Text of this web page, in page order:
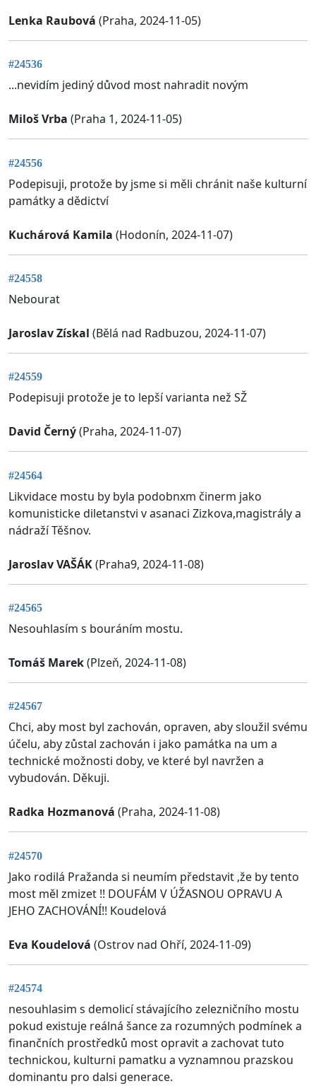
Lenka Raubová (Praha, 2024-11-05)
#24536
...nevidím jediný důvod most nahradit novým
Miloš Vrba (Praha 1, 2024-11-05)
#24556
Podepisuji, protože by jsme si měli chránit naše kulturní
památky a dědictví
Kuchárová Kamila (Hodonín, 2024-11-07)
#24558
Nebourat
Jaroslav Získal (Bělá nad Radbuzou, 2024-11-07)
#24559
Podepisuji protože je to lepší varianta než SŽ
David Černý(Praha, 2024-11-07)
#24564
Likvidace mostu by byla podobnxm činerm jako
komunisticke diletanstvi v asanaci Zizkova,magistrály a
nádraží Těšnov.
Jaroslav VAŠÁK(Praha9, 2024-11-08)
#24565
Nesouhlasím s bouráním mostu.
Tomáš Marek(Plzeň, 2024-11-08)
#24567
Chci, aby most byl zachován, opraven, aby sloužil svému
účelu, aby zůstal zachován i jako památka na um a
technické možnosti doby, ve které byl navržen a
vybudován. Děkuji.
Radka Hozmanová (Praha, 2024-11-08)
#24570
Jako rodilá Pražanda si neumím představit ,že by tento
most měl zmizet !! DOUFÁM V ÚŽASNOU OPRAVU A
JEHO ZACHOVÁNÍ!! Koudelová
Eva Koudelová (Ostrov nad Ohří, 2024-11-09)
#24574
nesouhlasim s demolicí stávajícího zelezničního mostu
pokud existuje reálná šance za rozumných podmínek a
finančních prostředků most opravit a zachovat tuto
technickou, kulturni pamatku a vyznamnou prazskou
dominantu pro dalsi generace.